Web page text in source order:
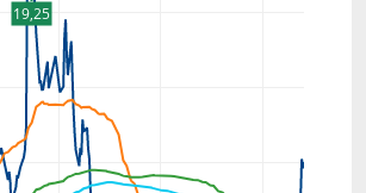
19,25